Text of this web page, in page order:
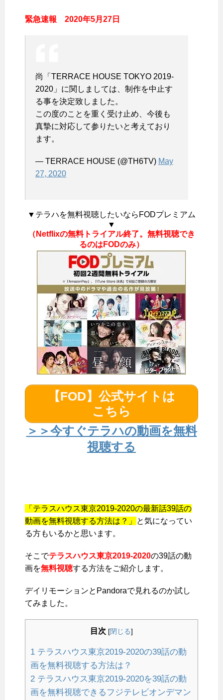
緊急速報 2020年5月27日
尚「TERRACE HOUSE TOKYO 2019-
2020」に関しましては、制作を中止す
る事を決定致しました。
この度のことを重く受け止め、今後も
真摯に対応して参りたいと考えており
ます。
— TERRACE HOUSE (@TH6TV) May
27, 2020
▼テラハを無料視聴したいならFODプレミアム
▼
（Netflixの無料トライアル終了。無料視聴でき
るのはFODのみ）
【FOD】公式サイトは
こちら
＞＞今すぐテラハの動画を無料
視聴する
「テラスハウス東京2019-2020の最新話39話の
動画を無料視聴する方法は？」
と気になってい
る方もいるかと思います。
そこでテラスハウス東京2019-2020の39話の動
画を無料視聴する方法をご紹介します。
デイリモーションとPandoraで見れるのか試し
てみました。
目次 [閉じる]
1 テラスハウス東京2019-2020の39話の動
画を無料視聴する方法は？
2 テラスハウス東京2019-2020を39話の動
画を無料視聴できるフジテレビオンデマン